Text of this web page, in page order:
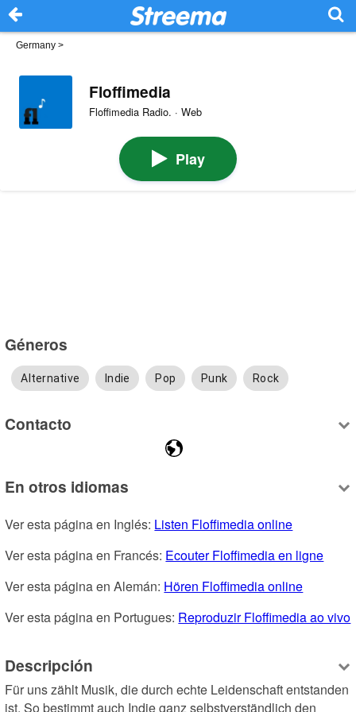
Germany >
Floffimedia
Floffimedia Radio. · Web
Play
Géneros
Alternative Indie Pop Punk Rock
Contacto
En otros idiomas
Ver esta página en Inglés: Listen Floffimedia online
Ver esta página en Francés: Ecouter Floffimedia en ligne
Ver esta página en Alemán: Hören Floffimedia online
Ver esta página en Portugues: Reproduzir Floffimedia ao vivo
Descripción
Für uns zählt Musik, die durch echte Leidenschaft entstanden
ist. So bestimmt auch Indie ganz selbstverständlich den